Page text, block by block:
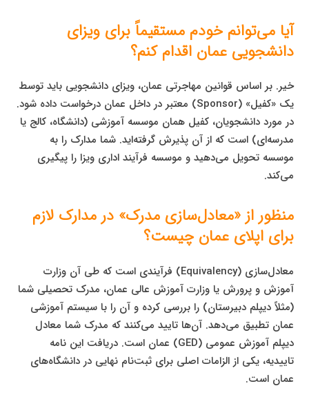
آیا می‌توانم خودم مستقیماً برای ویزای
دانشجویی عمان اقدام کنم؟
خیر. بر اساس قوانین مهاجرتی عمان، ویزای دانشجویی باید توسط
یک «کفیل» (Sponsor) معتبر در داخل عمان درخواست داده شود.
در مورد دانشجویان، کفیل همان موسسه آموزشی (دانشگاه، کالج یا
مدرسه‌ای) است که از آن پذیرش گرفته‌اید. شما مدارک را به
موسسه تحویل می‌دهید و موسسه فرآیند اداری ویزا را پیگیری
می‌کند.
منظور از «معادل‌سازی مدرک» در مدارک لازم
برای اپلای عمان چیست؟
معادل‌سازی (Equivalency) فرآیندی است که طی آن وزارت
آموزش و پرورش یا وزارت آموزش عالی عمان، مدرک تحصیلی شما
(مثلاً دیپلم دبیرستان) را بررسی کرده و آن را با سیستم آموزشی
عمان تطبیق می‌دهد. آن‌ها تایید می‌کنند که مدرک شما معادل
دیپلم آموزش عمومی (GED) عمان است. دریافت این نامه
تاییدیه، یکی از الزامات اصلی برای ثبت‌نام نهایی در دانشگاه‌های
عمان است.